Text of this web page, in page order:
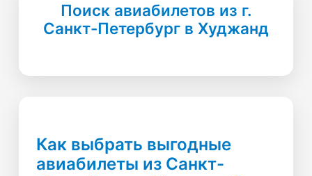
Поиск авиабилетов из г.
Санкт-Петербург в Худжанд
Как выбрать выгодные
авиабилеты из Санкт-